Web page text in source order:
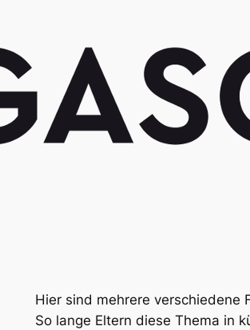
Hier sind mehrere verschiedene
So lange Eltern diese Thema in